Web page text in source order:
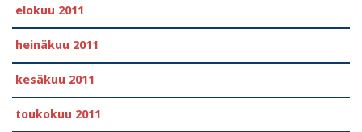
elokuu 2011
heinäkuu 2011
kesäkuu 2011
toukokuu 2011